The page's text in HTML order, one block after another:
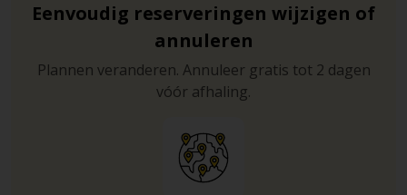
Eenvoudig reserveringen wijzigen of
annuleren
Plannen veranderen. Annuleer gratis tot 2 dagen
vóór afhaling.